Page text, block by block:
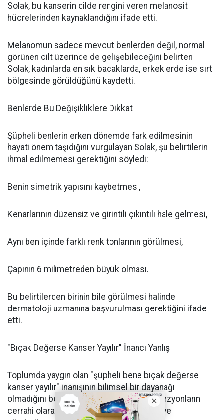
Solak, bu kanserin cilde rengini veren melanosit
hücrelerinden kaynaklandığını ifade etti.
Melanomun sadece mevcut benlerden değil, normal
görünen cilt üzerinde de gelişebileceğini belirten
Solak, kadınlarda en sık bacaklarda, erkeklerde ise sırt
bölgesinde görüldüğünü kaydetti.
Benlerde Bu Değişikliklere Dikkat
Şüpheli benlerin erken dönemde fark edilmesinin
hayati önem taşıdığını vurgulayan Solak, şu belirtilerin
ihmal edilmemesi gerektiğini söyledi:
Benin simetrik yapısını kaybetmesi,
Kenarlarının düzensiz ve girintili çıkıntılı hale gelmesi,
Aynı ben içinde farklı renk tonlarının görülmesi,
Çapının 6 milimetreden büyük olması.
Bu belirtilerden birinin bile görülmesi halinde
dermatoloji uzmanına başvurulması gerektiğini ifade
etti.
"Bıçak Değerse Kanser Yayılır" İnancı Yanlış
Toplumda yaygın olan "şüpheli bene bıçak değerse
kanser yayılır" inanışının bilimsel bir dayanağı
olmadığını belirten Solak, aksine şüpheli lezyonların
cerrahi olarak çıkarılıp patolojik incelemeye